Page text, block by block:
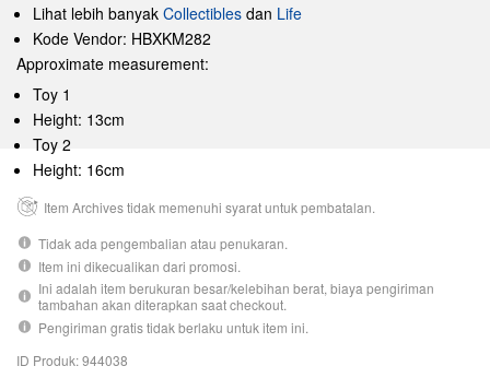
Lihat lebih banyak Collectibles dan Life
Kode Vendor: HBXKM282
Approximate measurement:
Toy 1
Height: 13cm
Toy 2
Height: 16cm
Item Archives tidak memenuhi syarat untuk pembatalan.
Tidak ada pengembalian atau penukaran.
Item ini dikecualikan dari promosi.
Ini adalah item berukuran besar/kelebihan berat, biaya pengiriman
tambahan akan diterapkan saat checkout.
Pengiriman gratis tidak berlaku untuk item ini.
ID Produk: 944038